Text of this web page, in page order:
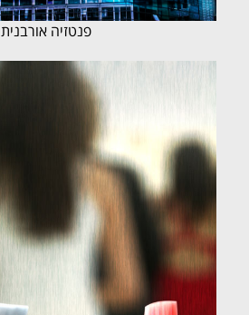
פנטזיה אורבנית